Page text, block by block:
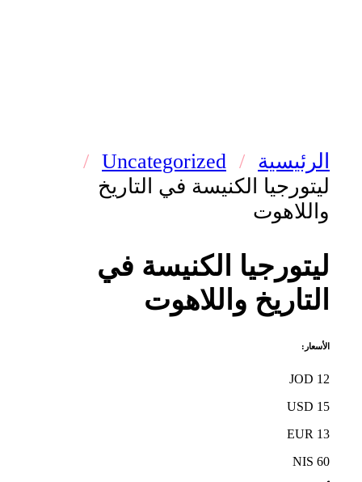
الرئيسية /
Uncategorized
/
ليتورجيا الكنيسة في التاريخ
واللاهوت
ليتورجيا الكنيسة في
التاريخ واللاهوت
الأسعار:
12 JOD
15 USD
13 EUR
60 NIS